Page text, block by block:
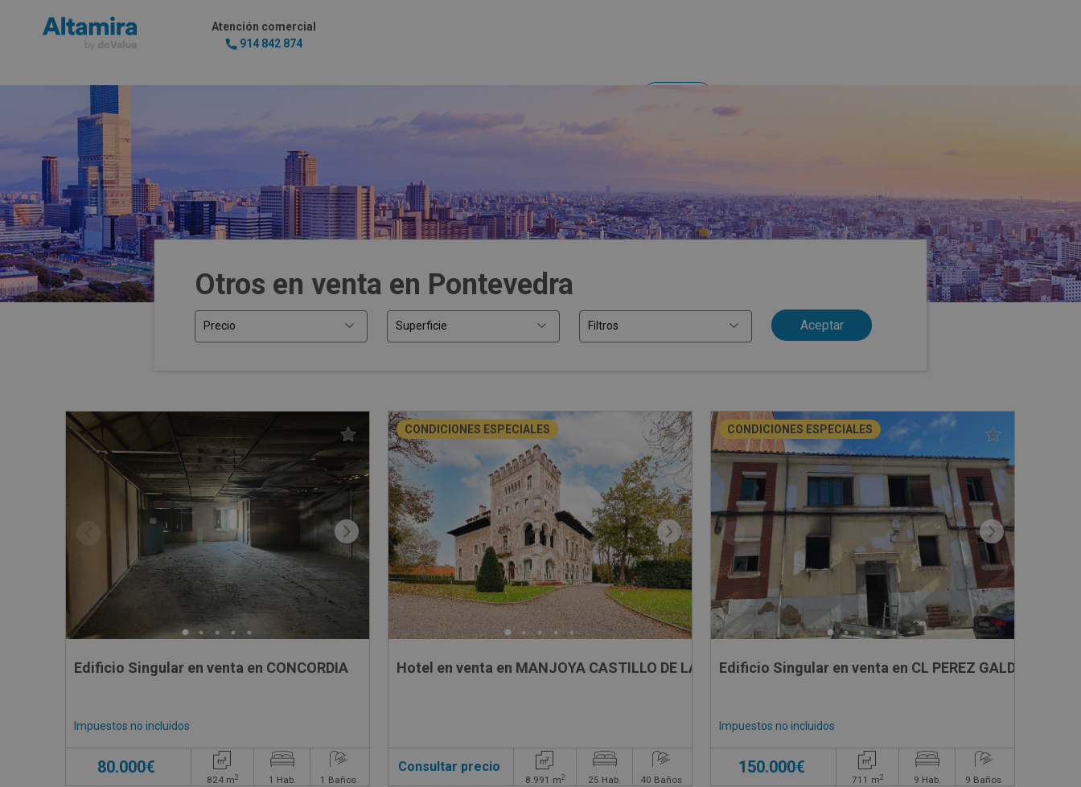
Atención comercial
914 842 874
Otros en venta en Pontevedra
Precio Superficie Filtros
Edificio Singular en venta en CONCORDIA
Impuestos no incluidos
80.000€
824 m2 1 Hab. 1 Baños
CONDICIONES ESPECIALES
Hotel en venta en MANJOYA CASTILLO DE LA ZOREDA, SN
Consultar precio
8.991 m2 25 Hab. 40 Baños
CONDICIONES ESPECIALES
Edificio Singular en venta en CL PEREZ GALDOS
Impuestos no incluidos
150.000€
711 m2 9 Hab. 9 Baños